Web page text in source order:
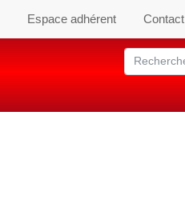
Espace adhérent Contact